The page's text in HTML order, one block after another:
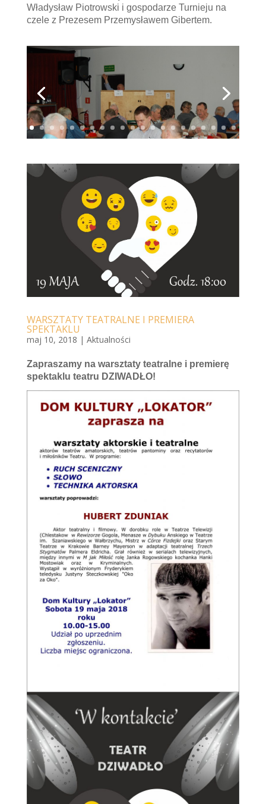
Władysław Piotrowski i gospodarze Turnieju na
czele z Prezesem Przemysławem Gibertem.
WARSZTATY TEATRALNE I PREMIERA
SPEKTAKLU
maj 10, 2018 | Aktualności
Zapraszamy na warsztaty teatralne i premierę
spektaklu teatru DZIWADŁO!